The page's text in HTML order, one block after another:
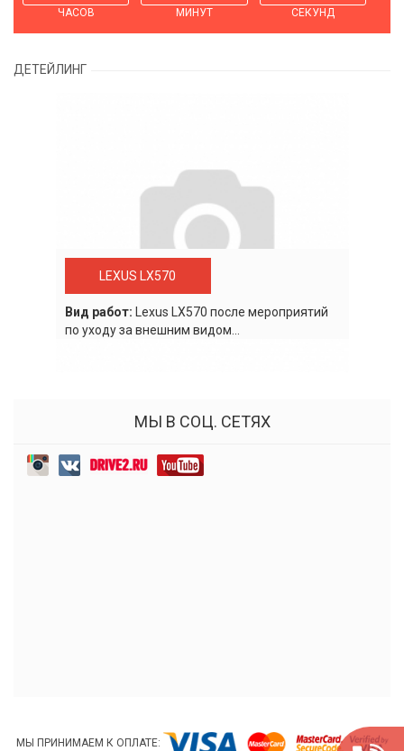
ЧАСОВ МИНУТ СЕКУНД
ДЕТЕЙЛИНГ
LEXUS LX570
Вид работ: Lexus LХ570 после мероприятий
по уходу за внешним видом...
МЫ В СОЦ. СЕТЯХ
МЫ ПРИНИМАЕМ К ОПЛАТЕ: